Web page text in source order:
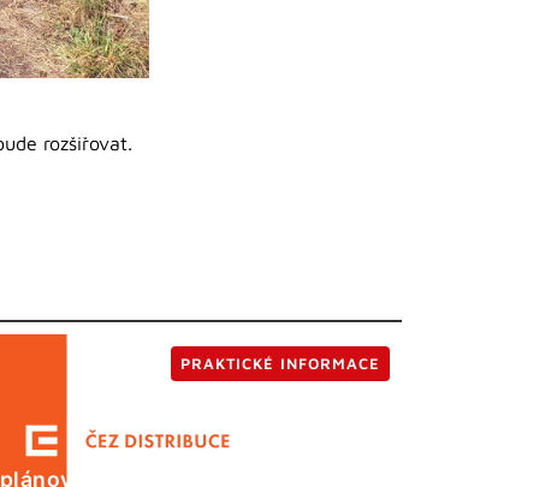
rozšiřovat.
odstávky elektrické
PRAKTICKÉ INFORMACE